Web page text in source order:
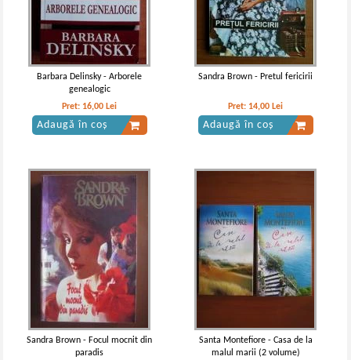
Barbara Delinsky - Arborele
genealogic
Pret: 16,00 Lei
Adaugă în coș
Sandra Brown - Pretul fericirii
Pret: 14,00 Lei
Adaugă în coș
Sandra Brown - Focul mocnit din
paradis
Santa Montefiore - Casa de la
malul marii (2 volume)